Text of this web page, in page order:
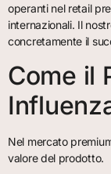
operanti nel retail
internazionali. Il
concretamente il
Come il
Nel mercato
valore del prodotto.